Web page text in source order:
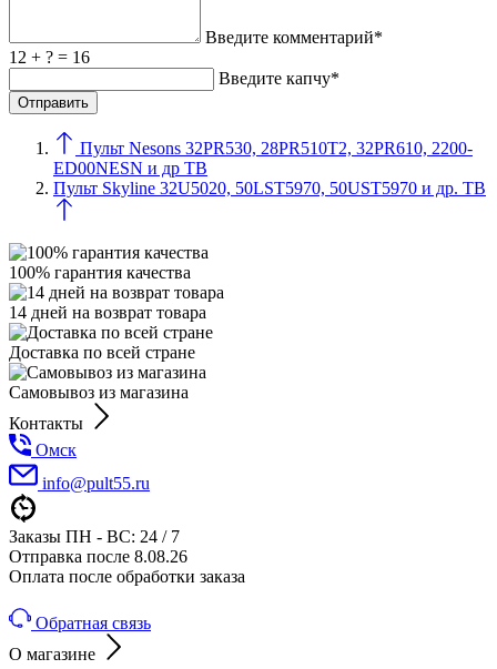
Введите комментарий*
12 + ? = 16
Введите капчу*
Пульт Nesons 32PR530, 28PR510T2, 32PR610, 2200-
ED00NESN и др ТВ
Пульт Skyline 32U5020, 50LST5970, 50UST5970 и др. ТВ
100% гарантия качества
14 дней на возврат товара
Доставка по всей стране
Самовывоз из магазина
Контакты
Омск
info@pult55.ru
Заказы ПН - ВС: 24 / 7
Отправка после 8.08.26
Оплата после обработки заказа
Обратная связь
О магазине